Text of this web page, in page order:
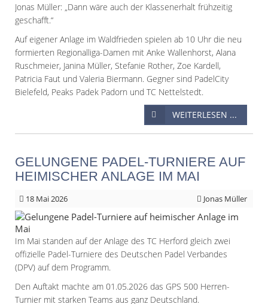
Jonas Müller: „Dann wäre auch der Klassenerhalt frühzeitig
geschafft.“
Auf eigener Anlage im Waldfrieden spielen ab 10 Uhr die neu
formierten Regionalliga-Damen mit Anke Wallenhorst, Alana
Ruschmeier, Janina Müller, Stefanie Rother, Zoe Kardell,
Patricia Faut und Valeria Biermann. Gegner sind PadelCity
Bielefeld, Peaks Padek Padorn und TC Nettelstedt.
WEITERLESEN ...
GELUNGENE PADEL-TURNIERE AUF
HEIMISCHER ANLAGE IM MAI
18 Mai 2026 Jonas Müller
Im Mai standen auf der Anlage des TC Herford gleich zwei
offizielle Padel-Turniere des Deutschen Padel Verbandes
(DPV) auf dem Programm.
Den Auftakt machte am 01.05.2026 das GPS 500 Herren-
Turnier mit starken Teams aus ganz Deutschland.